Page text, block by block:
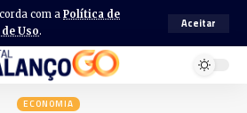
com a Política de
Uso.
Aceitar
ECONOMIA